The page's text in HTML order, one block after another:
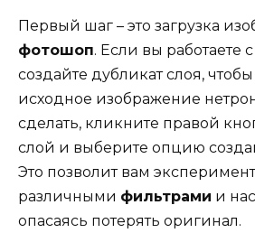
Первый шаг – это загрузка
фотошоп. Если вы работаете с
создайте дубликат слоя,
исходное изображение
сделать, кликните правой
слой и выберите опцию
Это позволит вам
различными фильтрами и
опасаясь потерять оригинал.